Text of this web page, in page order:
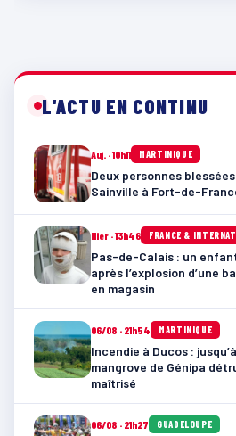
L'ACTU EN CONTINU
Auj. · 10h11 MARTINIQUE
Deux personnes
Sainville à Fort-de-
Hier · 13h46 FRANCE &
Pas-de-Calais : un
après l’explosion d’une
en magasin
06/08 · 21h54 MARTINIQUE
Incendie à Ducos :
mangrove de Génipa
maîtrisé
06/08 · 21h27 GUADELOUPE